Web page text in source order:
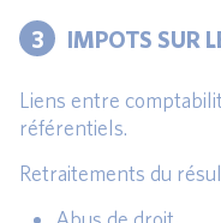
3 IMPOTS SUR
Liens entre
référentiels.
Retraitements du